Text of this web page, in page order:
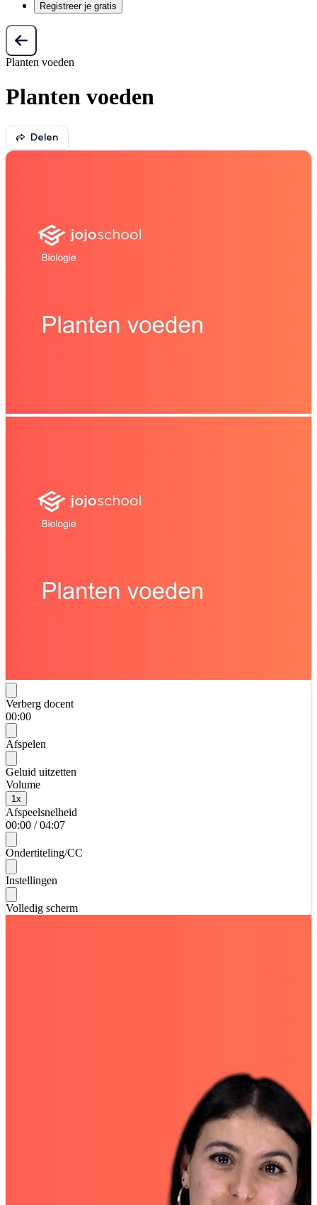
Registreer je gratis
Planten voeden
Planten voeden
Delen
Verberg docent
00:00
Afspelen
Geluid uitzetten
Volume
1 x
Afspeelsnelheid
00:00 / 04:07
Ondertiteling/CC
Instellingen
Volledig scherm